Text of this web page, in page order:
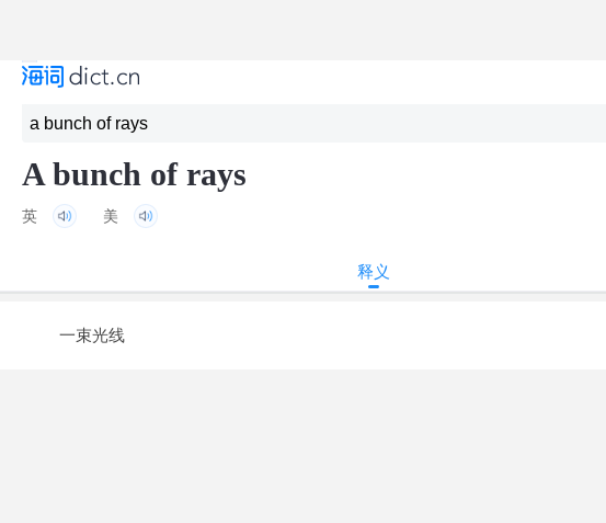
A bunch of rays
英 美
释义
一束光线